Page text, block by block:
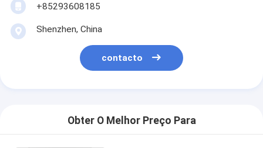
+85293608185
Shenzhen, China
contacto
Obter O Melhor Preço Para